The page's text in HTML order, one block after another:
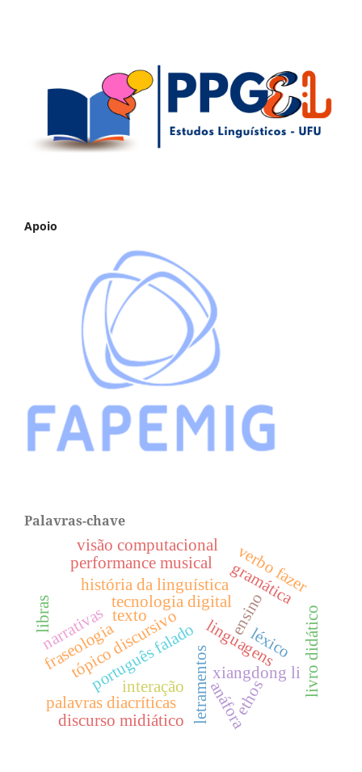
Apoio
Palavras-chave
linguagens
letramentos
ensino
tecnologia digitalgramática
história da linguística
português falado
texto
xiangdong li
narrativas
interação
tópico discursivo
verbo fazer
anáfora
livro didático
performance musical
ethos
fraseologia
palavras diacríticas
léxico
libras
visão computacional
discurso midiático